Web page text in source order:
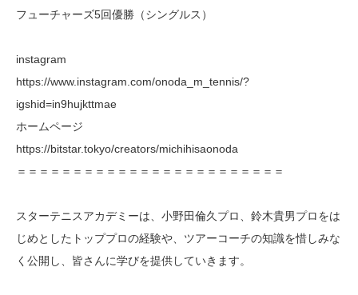
フューチャーズ5回優勝（シングルス）
instagram
https://www.instagram.com/onoda_m_tennis/?
igshid=in9hujkttmae
ホームページ
https://bitstar.tokyo/creators/michihisaonoda
＝＝＝＝＝＝＝＝＝＝＝＝＝＝＝＝＝＝＝＝＝＝＝＝
スターテニスアカデミーは、小野田倫久プロ、鈴木貴男プロをは
じめとしたトッププロの経験や、ツアーコーチの知識を惜しみな
く公開し、皆さんに学びを提供していきます。